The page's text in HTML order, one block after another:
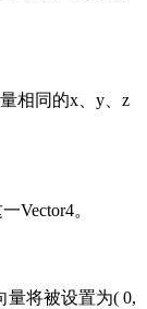
相同的x、y、z
Vector4。
量将被设置为( 0,